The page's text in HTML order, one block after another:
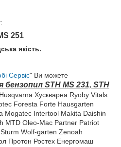
251
якість.
Сервіс" Ви можете
STH MS 231, STH
Хускварна Ryoby Vitals
Foresta Forte Hausgarten
Mogatec Intertool Makita Daishin
MTD Oleo-Mac Partner Patriot
Wolf-garten Zenoah
Протон Ростех Енергомаш